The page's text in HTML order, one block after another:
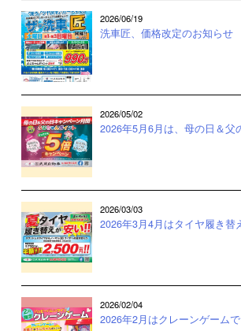
2026/06/19
洗車匠、価格改定のお知らせ
2026/05/02
2026年5月6月は、母の日＆父
2026/03/03
2026年3月4月はタイヤ履き替
2026/02/04
2026年2月はクレーンゲーム